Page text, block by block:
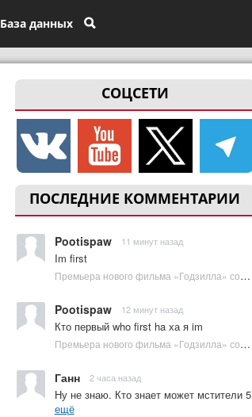
База данных
СОЦСЕТИ
ПОСЛЕДНИЕ КОММЕНТАРИИ
Pootispaw 11 минут назад
Im first
Премьера нового фильма «Годзилла» состоится за месяц до выхода — студия уверена в качестве | Plugged In Ru
Pootispaw 12 минут назад
Кто первый who first ha ха я im
Премьера нового фильма «Годзилла» состоится за месяц до выхода — студия уверена в качестве | Plugged In Ru
Ганн 2 часа назад
Ну не знаю. Кто знает может мстители 5
ещё